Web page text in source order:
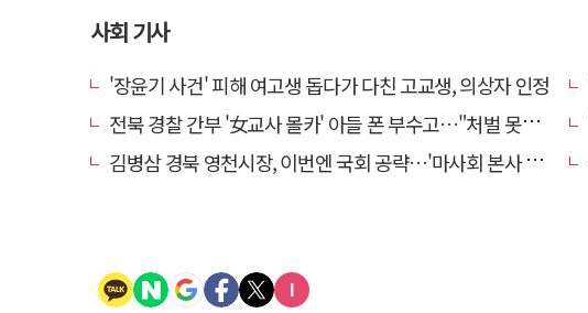
사회 기사
'장윤기 사건' 피해 여고생 돕다가 다친 고교생, 의상자 인정
전북 경찰 간부 '女교사 몰카' 아들 폰 부수고…"처벌 못하는 사안" 내부망에 글
김병삼 경북 영천시장, 이번엔 국회 공략…'마사회 본사 이전·광역교통망 확충' 요청